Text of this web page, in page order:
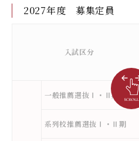
大規模災害により被災した本入
2027年度 募集定員
入試区分
一般推薦選抜Ⅰ・Ⅱ期
系列校推薦選抜Ⅰ・Ⅱ期